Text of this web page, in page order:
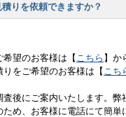
りを依頼できますか？
望のお客様は【 こちら 】か
をご希望のお客様は【こち
後にご案内いたします。
め、お客様に電話にて簡単